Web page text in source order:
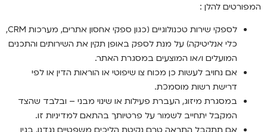
המפורטים להלן :
לספקי שירות טכנולוגיים (כגון ספקי אחסון אתרים, מערכות CRM,
כלי אנליטיקה) על מנת לספק באופן תקין את השירותים והתכנים
המועלים ו/או המוצעים במסגרת האתר.
אם נחויב לעשות כן מכוח צו שיפוטי או הוראות הדין או לפי
דרישת רשות מוסמכת.
במסגרת מיזוג, העברת פעילות או שינוי מבני – ובלבד שהצד
המקבל יתחייב לשמור על פרטיותך בהתאם למדיניות זו.